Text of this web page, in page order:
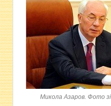
Микола Азаров. Фото